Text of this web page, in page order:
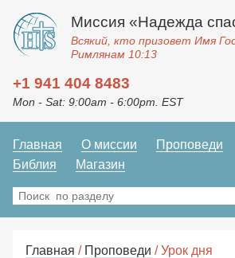
Миссия «Надежда
Всякий, кто призовет Имя
Римлянам 10:13
+1 941 404 8483
Mon - Sat: 9:00am - 6:00pm. EST
Главная О миссии Проповеди
Библия
Магазин
Главная / Проповеди / Урок дня